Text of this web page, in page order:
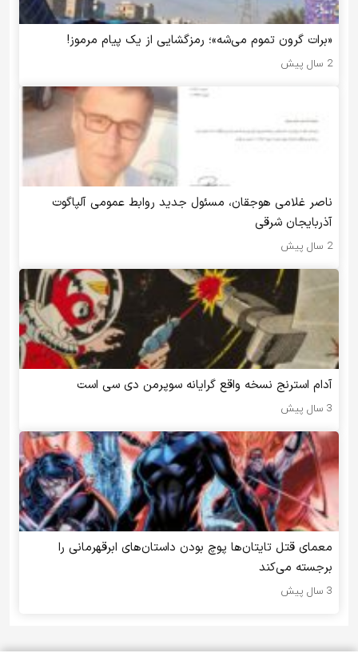
«برات گرون تموم می‌شه»؛ رمزگشایی از یک پیام مرموز!
2 سال پیش
ناصر غلامی هوجقان، مسئول جدید روابط عمومی آلپاگوت
آذربایجان شرقی
2 سال پیش
آدام استرنج نسخه واقع گرایانه سوپرمن دی سی است
3 سال پیش
معمای قتل تایتان‌ها پوچ بودن داستان‌های ابرقهرمانی را
برجسته می‌کند
3 سال پیش